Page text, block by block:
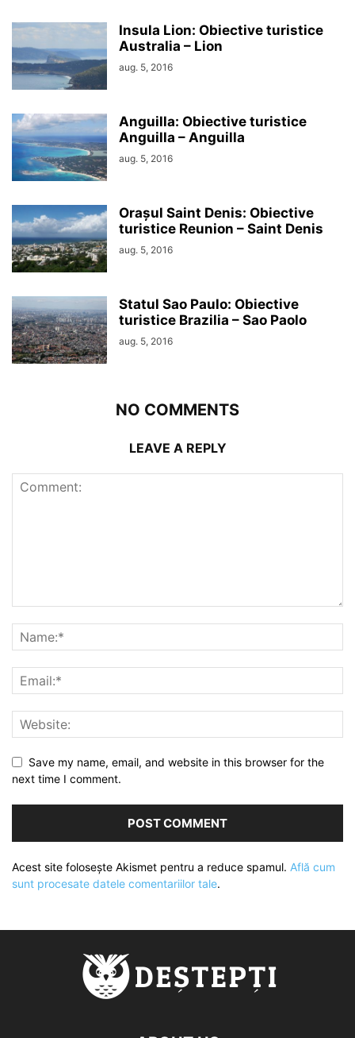
Insula Lion: Obiective turistice
Australia – Lion
aug. 5, 2016
Anguilla: Obiective turistice
Anguilla – Anguilla
aug. 5, 2016
Orașul Saint Denis: Obiective
turistice Reunion – Saint Denis
aug. 5, 2016
Statul Sao Paulo: Obiective
turistice Brazilia – Sao Paolo
aug. 5, 2016
NO COMMENTS
LEAVE A REPLY
Save my name, email, and website in this browser for the
next time I comment.
Acest site folosește Akismet pentru a reduce spamul. Află cum
sunt procesate datele comentariilor tale.